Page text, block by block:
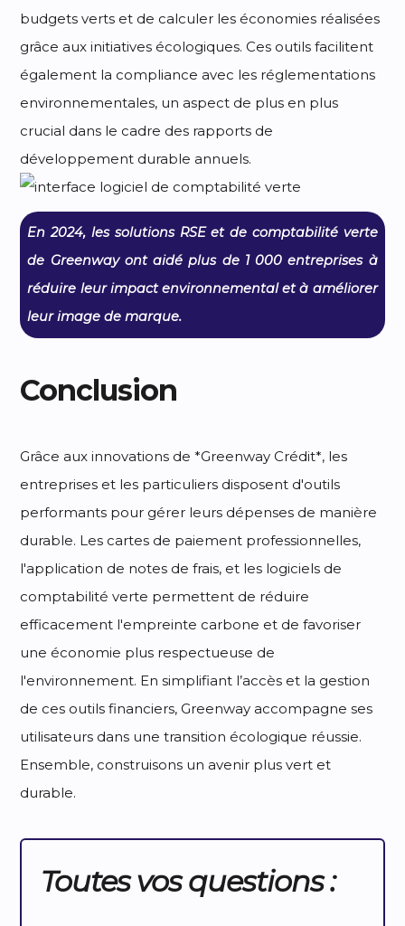
budgets verts et de calculer les économies réalisées
grâce aux initiatives écologiques. Ces outils facilitent
également la compliance avec les réglementations
environnementales, un aspect de plus en plus
crucial dans le cadre des rapports de
développement durable annuels.
En 2024, les solutions RSE et de comptabilité verte
de Greenway ont aidé plus de 1 000 entreprises à
réduire leur impact environnemental et à améliorer
leur image de marque.
Conclusion
Grâce aux innovations de *Greenway Crédit*, les
entreprises et les particuliers disposent d'outils
performants pour gérer leurs dépenses de manière
durable. Les cartes de paiement professionnelles,
l'application de notes de frais, et les logiciels de
comptabilité verte permettent de réduire
efficacement l'empreinte carbone et de favoriser
une économie plus respectueuse de
l'environnement. En simplifiant l’accès et la gestion
de ces outils financiers, Greenway accompagne ses
utilisateurs dans une transition écologique réussie.
Ensemble, construisons un avenir plus vert et
durable.
Toutes vos questions :